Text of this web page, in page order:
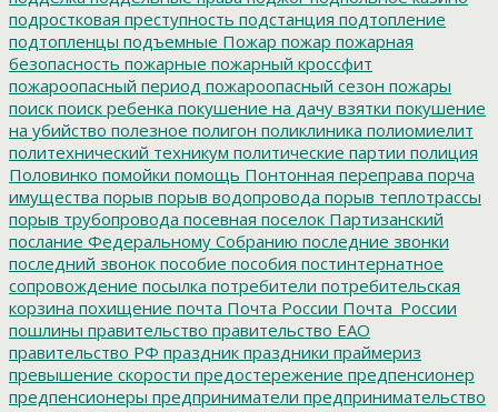
подростковая преступность подстанция подтопление
подтопленцы подъемные Пожар пожар пожарная
безопасность пожарные пожарный кроссфит
пожароопасный период пожароопасный сезон пожары
поиск поиск ребенка покушение на дачу взятки покушение
на убийство полезное полигон поликлиника полиомиелит
политехнический техникум политические партии полиция
Половинко помойки помощь Понтонная переправа порча
имущества порыв порыв водопровода порыв теплотрассы
порыв трубопровода посевная поселок Партизанский
послание Федеральному Собранию последние звонки
последний звонок пособие пособия постинтернатное
сопровождение посылка потребители потребительская
корзина похищение почта Почта России Почта_России
пошлины правительство правительство ЕАО
правительство РФ праздник праздники праймериз
превышение скорости предостережение предпенсионер
предпенсионеры предприниматели предпринимательство